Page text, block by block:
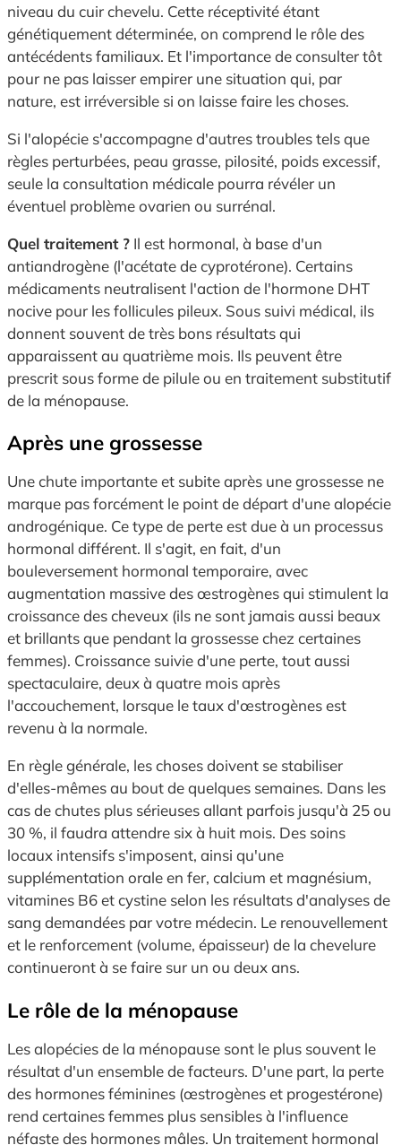
niveau du cuir chevelu. Cette réceptivité étant
génétiquement déterminée, on comprend le rôle des
antécédents familiaux. Et l'importance de consulter tôt
pour ne pas laisser empirer une situation qui, par
nature, est irréversible si on laisse faire les choses.
Si l'alopécie s'accompagne d'autres troubles tels que
règles perturbées, peau grasse, pilosité, poids excessif,
seule la consultation médicale pourra révéler un
éventuel problème ovarien ou surrénal.
Quel traitement ? Il est hormonal, à base d'un
antiandrogène (l'acétate de cyprotérone). Certains
médicaments neutralisent l'action de l'hormone DHT
nocive pour les follicules pileux. Sous suivi médical, ils
donnent souvent de très bons résultats qui
apparaissent au quatrième mois. Ils peuvent être
prescrit sous forme de pilule ou en traitement substitutif
de la ménopause.
Après une grossesse
Une chute importante et subite après une grossesse ne
marque pas forcément le point de départ d'une alopécie
androgénique. Ce type de perte est due à un processus
hormonal différent. Il s'agit, en fait, d'un
bouleversement hormonal temporaire, avec
augmentation massive des œstrogènes qui stimulent la
croissance des cheveux (ils ne sont jamais aussi beaux
et brillants que pendant la grossesse chez certaines
femmes). Croissance suivie d'une perte, tout aussi
spectaculaire, deux à quatre mois après
l'accouchement, lorsque le taux d'œstrogènes est
revenu à la normale.
En règle générale, les choses doivent se stabiliser
d'elles-mêmes au bout de quelques semaines. Dans les
cas de chutes plus sérieuses allant parfois jusqu'à 25 ou
30 %, il faudra attendre six à huit mois. Des soins
locaux intensifs s'imposent, ainsi qu'une
supplémentation orale en fer, calcium et magnésium,
vitamines B6 et cystine selon les résultats d'analyses de
sang demandées par votre médecin. Le renouvellement
et le renforcement (volume, épaisseur) de la chevelure
continueront à se faire sur un ou deux ans.
Le rôle de la ménopause
Les alopécies de la ménopause sont le plus souvent le
résultat d'un ensemble de facteurs. D'une part, la perte
des hormones féminines (œstrogènes et progestérone)
rend certaines femmes plus sensibles à l'influence
néfaste des hormones mâles. Un traitement hormonal